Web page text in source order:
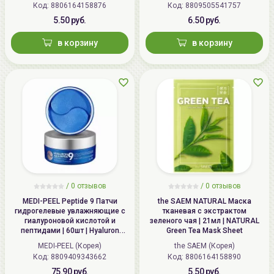
Код: 8806164158876
5.50 руб.
в корзину
Mask
Код: 8809505541757
6.50 руб.
в корзину
/ 0 отзывов
MEDI-PEEL Peptide 9 Патчи
гидрогелевые увлажняющие с
гиалуроновой кислотой и
пептидами | 60шт | Hyaluron
Aqua Peptide 9 Ampoule Eye
Patch
MEDI-PEEL (Корея)
Код: 8809409343662
75.90 руб.
/ 0 отзывов
the SAEM NATURAL Маска
тканевая с экстрактом
зеленого чая | 21мл | NATURAL
Green Tea Mask Sheet
the SAEM (Корея)
Код: 8806164158890
5.50 руб.